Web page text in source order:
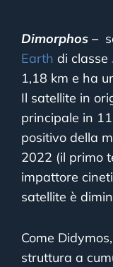
Dimorphos –
Earth di classe
1,18 km e ha
Il satellite in
principale in
positivo della
2022 (il primo
impattore
satellite è
Come
struttura a